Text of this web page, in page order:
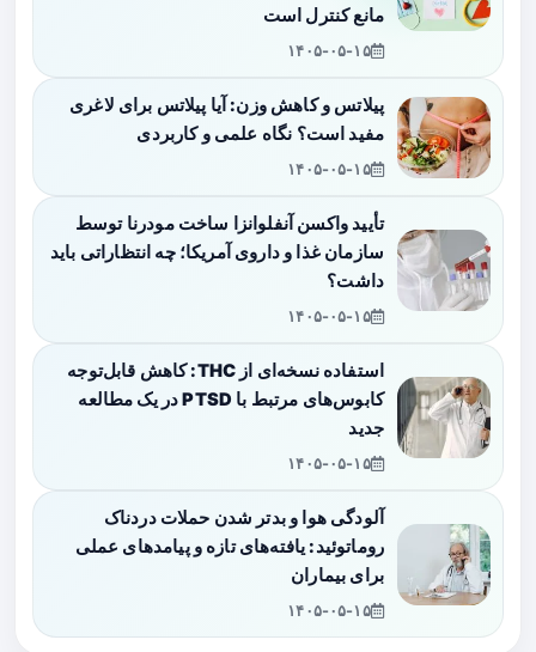
مانع کنترل است
۱۴۰۵-۰۵-۱۵
پیلاتس و کاهش وزن: آیا پیلاتس برای لاغری
مفید است؟ نگاه علمی و کاربردی
۱۴۰۵-۰۵-۱۵
تأیید واکسن آنفلوانزا ساخت مودرنا توسط
سازمان غذا و داروی آمریکا؛ چه انتظاراتی باید
داشت؟
۱۴۰۵-۰۵-۱۵
استفاده نسخه‌ای از THC: کاهش قابل‌توجه
کابوس‌های مرتبط با PTSD در یک مطالعه
جدید
۱۴۰۵-۰۵-۱۵
آلودگی هوا و بدتر شدن حملات دردناک
روماتوئید: یافته‌های تازه و پیامدهای عملی
برای بیماران
۱۴۰۵-۰۵-۱۵